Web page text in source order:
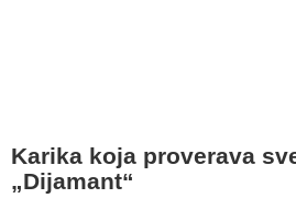
Karika koja proverava
„Dijamant“